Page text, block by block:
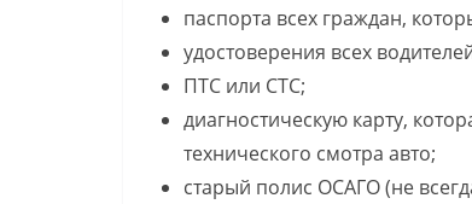
паспорта всех граждан,
удостоверения всех
ПТС или СТС;
диагностическую карту,
технического смотра авто;
старый полис ОСАГО (не